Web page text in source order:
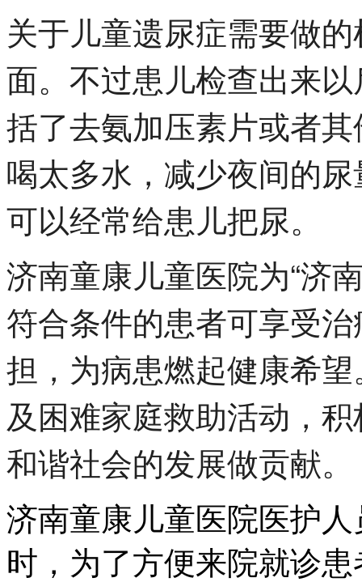
关于儿童遗尿症需要做
面。不过患儿检查出来
括了去氨加压素片或者
喝太多水，减少夜间的
可以经常给患儿把尿。
济南童康儿童医院为“济
符合条件的患者可享受
担，为病患燃起健康希
及困难家庭救助活动，
和谐社会的发展做贡献。
济南童康儿童医院医护
时，为了方便来院就诊